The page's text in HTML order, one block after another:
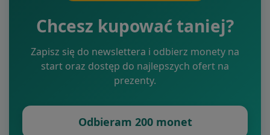
Chcesz kupować taniej?
Zapisz się do newslettera i odbierz monety na
start oraz dostęp do najlepszych ofert na
prezenty.
Odbieram 200 monet